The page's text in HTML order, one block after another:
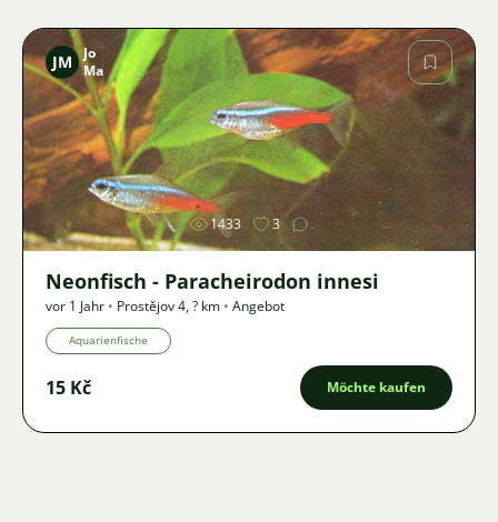
Bild
JM
Jo
Ma
1433 3
Neonfisch - Paracheirodon innesi
vor 1 Jahr • Prostějov 4,? km • Angebot
Aquarienfische
15 Kč Möchte kaufen